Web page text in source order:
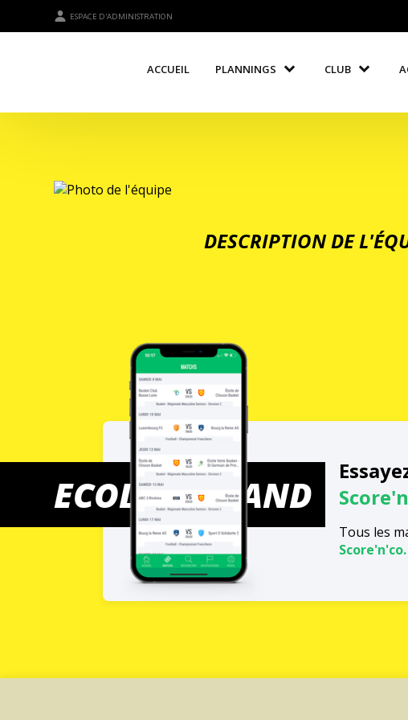
ESPACE D'ADMINISTRATION
ACCUEIL PLANNINGS CLUB
ECOLE DE HAND
DESCRIPTION DE
Tous les
Score'n'co.